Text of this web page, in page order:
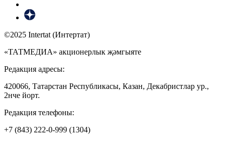
©2025 Intertat (Интертат)
«ТАТМЕДИА» акционерлык җәмгыяте
Редакция адресы:
420066, Татарстан Республикасы, Казан, Декабристлар ур.,
2нче йорт.
Редакция телефоны:
+7 (843) 222-0-999 (1304)